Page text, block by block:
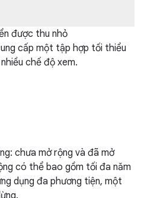
được thu nhỏ
cấp một tập hợp tối thiểu
chế độ xem.
chưa mở rộng và đã mở
có thể bao gồm tối đa năm
dụng đa phương tiện, một